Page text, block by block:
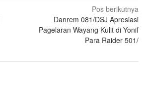
Pos berikutnya
Danrem 081/DSJ Apresiasi
Pagelaran Wayang Kulit di Yonif
Para Raider 501/